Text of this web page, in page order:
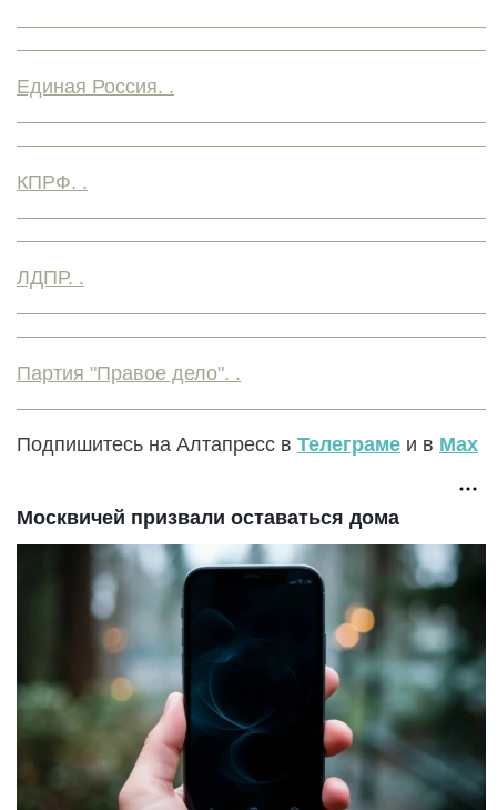
Единая Россия. .
КПРФ. .
ЛДПР. .
Партия "Правое дело". .
Подпишитесь на Алтапресс в Телеграме и в Max
Москвичей призвали оставаться дома